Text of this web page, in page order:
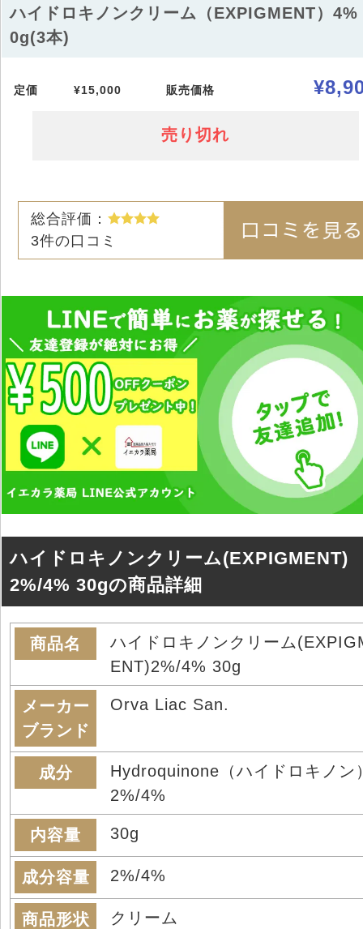
ハイドロキノンクリーム（EXPIGMENT）4%
0g(3本)
定価 ¥15,000 販売価格
売り切れ
総合評価：
3件の口コミ
ハイドロキノンクリーム(EXPIGMENT)
2%/4% 30gの商品詳細
商品名
ハイドロキノンクリーム
ENT)2%/4% 30g
メーカー
ブランド
Orva Liac San.
成分
Hydroquinone（ハイドロキノン
2%/4%
内容量 30g
成分容量 2%/4%
商品形状 クリーム